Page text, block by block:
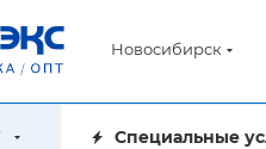
Новосибирск
Специальные